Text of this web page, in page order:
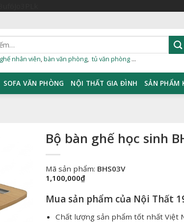
ghế nhân viên bàn văn phòng tủ văn phòng ...
SOFA VĂN PHÒNG NỘI THẤT GIA ĐÌNH SẢN PHẨM
Bộ bàn ghế học sinh
Mã sản phẩm: BHS03V
1,100,000₫
Mua sản phẩm của Nội Thất
Chất lượng sản phẩm tốt nhất Việt